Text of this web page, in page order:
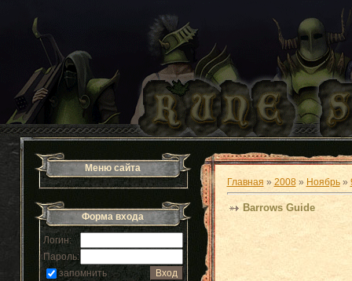
Меню сайта
Форма входа
Логин:
Пароль:
запомнить
Главная » 2008 » Ноябрь »
Barrows Guide